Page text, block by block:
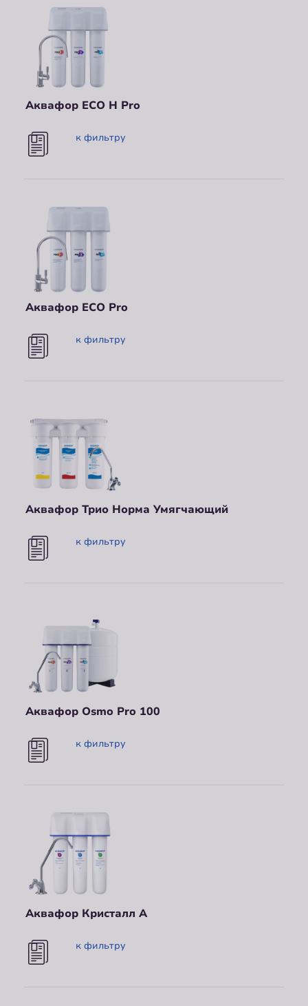
Аквафор ECO Н Pro
к фильтру
Аквафор ECO Pro
к фильтру
Аквафор Трио Норма Умягчающий
к фильтру
Аквафор Osmo Pro 100
к фильтру
Аквафор Кристалл А
к фильтру